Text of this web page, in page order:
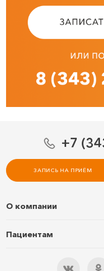
+7
ЗАПИСЬ НА ПРИЁМ
О компании
Услуги и цены
Пациентам